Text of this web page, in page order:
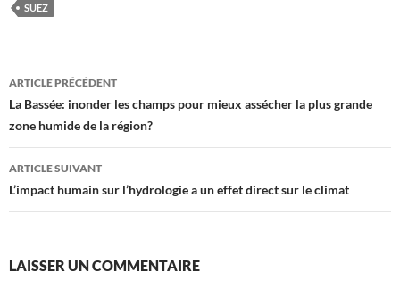
SUEZ
Navigation
des
articles
ARTICLE PRÉCÉDENT
La Bassée: inonder les champs pour mieux assécher la plus grande
zone humide de la région?
ARTICLE SUIVANT
L’impact humain sur l’hydrologie a un effet direct sur le climat
LAISSER UN COMMENTAIRE